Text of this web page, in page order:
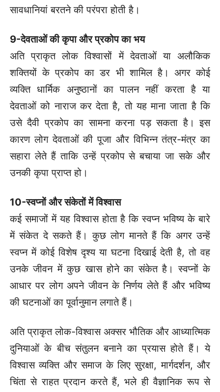
सावधानियां बरतने की परंपरा होती है।
9-देवताओं की कृपा और प्रकोप का भय
अति प्राकृत लोक विश्वासों में देवताओं या अलौकिक
शक्तियों के प्रकोप का डर भी शामिल है। अगर कोई
व्यक्ति धार्मिक अनुष्ठानों का पालन नहीं करता है या
देवताओं को नाराज कर देता है, तो यह माना जाता है कि
उसे दैवी प्रकोप का सामना करना पड़ सकता है। इस
कारण लोग देवताओं की पूजा और विभिन्न तंत्र-मंत्र का
सहारा लेते हैं ताकि उन्हें प्रकोप से बचाया जा सके और
उनकी कृपा प्राप्त हो।
10-स्वप्नों और संकेतों में विश्वास
कई समाजों में यह विश्वास होता है कि स्वप्न भविष्य के बारे
में संकेत दे सकते हैं। कुछ लोग मानते हैं कि अगर उन्हें
स्वप्न में कोई विशेष दृश्य या घटना दिखाई देती है, तो वह
उनके जीवन में कुछ खास होने का संकेत है। स्वप्नों के
आधार पर लोग अपने जीवन के निर्णय लेते हैं और भविष्य
की घटनाओं का पूर्वानुमान लगाते हैं।
अति प्राकृत लोक-विश्वास अक्सर भौतिक और आध्यात्मिक
दुनियाओं के बीच संतुलन बनाने का प्रयास होते हैं। ये
विश्वास व्यक्ति और समाज के लिए सुरक्षा, मार्गदर्शन, और
चिंता से राहत प्रदान करते हैं, भले ही वैज्ञानिक रूप से